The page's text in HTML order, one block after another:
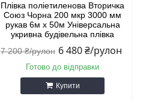
Плівка поліетиленова Вторичка
Союз Чорна 200 мкр 3000 мм
рукав 6м х 50м Універсальна
укривна будівельна плівка
7 200 ₴/рулон 6 480 ₴/рулон
Готово до відправки
Купити